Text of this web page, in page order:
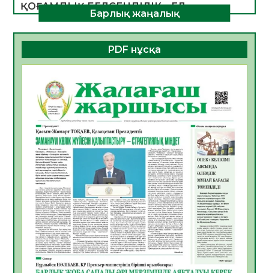
ҚОҒАМДЫҚ БЕЛСЕНДІЛІК – ЕЛ
ДАМУЫНЫҢ НЕГІЗІ
06.08.2026
42 0
ҚҰРЫЛТАЙ САЙЛАУЫ – БОЛАШАҚҚА
БАСТАР ЖАУАПТЫ ТАҢДАУ
06.08.2026
Инфекциялық ауруларға қарсы иммундау
жұмыстарының тиімділігі
06.08.2026
47
Көкжөтел ауруы туралы
06.08.2026
43
АПВ вакцинасы туралы мәлімет
06.08.2026
42
Open Air: Қызылорда облысы полиция
департаменті 20 мыңнан астам
көрерменнің қауіпсіздігін қамтамасыз етті
Барлық жаңалық
PDF нұсқа